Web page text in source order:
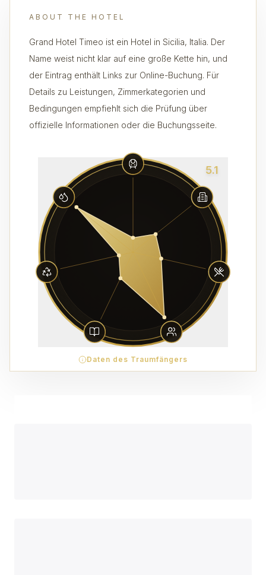
ABOUT THE HOTEL
Grand Hotel Timeo ist ein Hotel in Sicilia, Italia. Der
Name weist nicht klar auf eine große Kette hin, und
der Eintrag enthält Links zur Online-Buchung. Für
Details zu Leistungen, Zimmerkategorien und
Bedingungen empfiehlt sich die Prüfung über
offizielle Informationen oder die Buchungsseite.
5.1
Daten des Traumfängers